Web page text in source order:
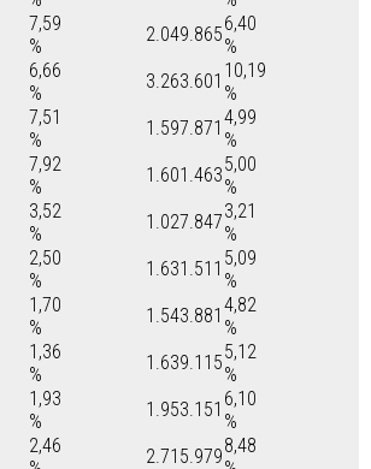
7,59
%
2.049.8656,40
%
6,66
%
3.263.601 10,19
%
7,51
%
1.597.871 4,99
%
7,92
%
1.601.4635,00
%
3,52
%
1.027.8473,21
%
2,50
%
1.631.511 5,09
%
1,70
%
1.543.881 4,82
%
1,36
%
1.639.1155,12
%
1,93
%
1.953.151 6,10
%
2,46
2.715.9798,48